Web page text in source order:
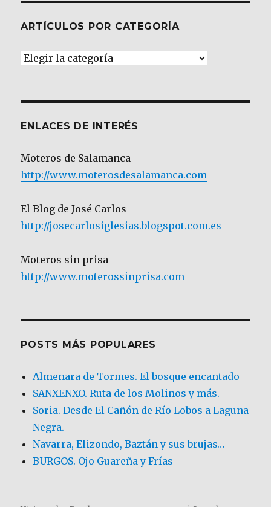
ARTÍCULOS POR CATEGORÍA
Artículos
ENLACES DE INTERÉS
Moteros de Salamanca
http://www.moterosdesalamanca.com
El Blog de José Carlos
http://josecarlosiglesias.blogspot.com.es
Moteros sin prisa
http://www.moterossinprisa.com
POSTS MÁS POPULARES
Almenara de Tormes. El bosque encantado
SANXENXO. Ruta de los Molinos y más.
Soria. Desde El Cañón de Río Lobos a Laguna
Negra.
Navarra, Elizondo, Baztán y sus brujas…
BURGOS. Ojo Guareña y Frías